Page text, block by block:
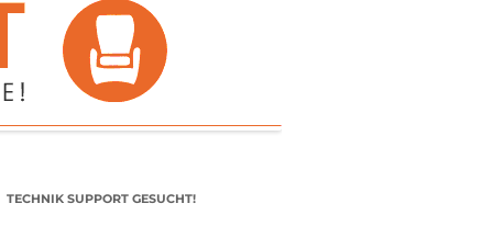
SPENDEN
FÖRDERMITGLIED WERDEN
MITGLIEDSCHAFT
TECHNIK SUPPORT GESUCHT!